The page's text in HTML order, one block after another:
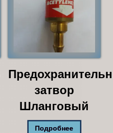
затвор
Шланговый
Подробнее